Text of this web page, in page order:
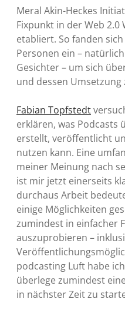
Meral Akin-Heckes
Fixpunkt in der Web
etabliert. So fanden
Personen ein –
Gesichter – um sich
und dessen
Fabian Topfstedt
erklären, was Podcasts
erstellt, veröffentlicht
nutzen kann. Eine
meiner Meinung nach
ist mir jetzt einerseits
durchaus Arbeit
einige Möglichkeiten
zumindest in einfacher
auszuprobieren –
podcasting Luft habe
überlege zumindest
in nächster Zeit zu